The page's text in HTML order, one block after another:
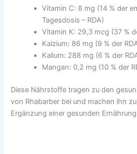
Vitamin C: 8 mg (14 % der
Tagesdosis – RDA)
Vitamin K: 29,3 mcg (37 %
Kalzium: 86 mg (9 % der
Kalium: 288 mg (6 % der
Mangan: 0,2 mg (10 % der
Diese Nährstoffe tragen zu den
von Rhabarber bei und machen ihn
Ergänzung einer gesunden